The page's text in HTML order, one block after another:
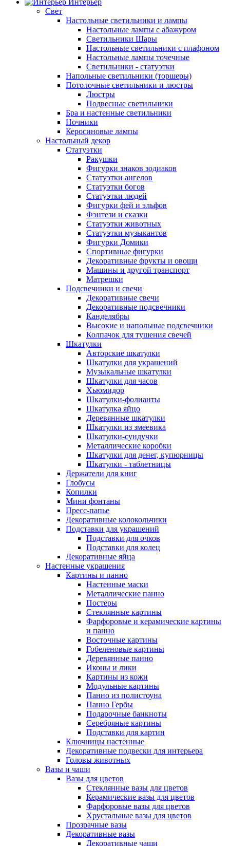
Интерьер
Свет
Настольные светильники и лампы
Настольные лампы с абажуром
Светильники Шары
Настольные светильники с плафоном
Настольные лампы точечные
Светильники - статуэтки
Напольные светильники (торшеры)
Потолочные светильники и люстры
Люстры
Подвесные светильники
Бра и настенные светильники
Ночники
Керосиновые лампы
Настольный декор
Статуэтки
Ракушки
Фигурки знаков зодиаков
Статуэтки ангелов
Статуэтки богов
Статуэтки людей
Фигурки фей и эльфов
Фэнтези и сказки
Статуэтки животных
Статуэтки музыкантов
Фигурки Домики
Спортивные фигурки
Декоративные фрукты и овощи
Машины и другой транспорт
Матрешки
Подсвечники и свечи
Декоративные свечи
Декоративные подсвечники
Канделябры
Высокие и напольные подсвечники
Колпачок для тушения свечей
Шкатулки
Авторские шкатулки
Шкатулки для украшений
Музыкальные шкатулки
Шкатулки для часов
Хьюмидор
Шкатулки-фолианты
Шкатулка яйцо
Деревянные шкатулки
Шкатулки из змеевика
Шкатулки-сундучки
Металлические коробки
Шкатулки для денег, купюрницы
Шкатулки - таблетницы
Держатели для книг
Глобусы
Копилки
Мини фонтаны
Пресс-папье
Декоративные колокольчики
Подставки для украшений
Подставки для очков
Подставки для колец
Декоративные яйца
Настенные украшения
Картины и панно
Настенные маски
Металлические панно
Постеры
Стеклянные картины
Фарфоровые и керамические картины
и панно
Восточные картины
Гобеленовые картины
Деревянные панно
Иконы и лики
Картины из кожи
Модульные картины
Панно из полистоуна
Панно Гербы
Подарочные банкноты
Серебряные картины
Подставки для картин
Ключницы настенные
Декоративные подвески для интерьера
Головы животных
Вазы и чаши
Вазы для цветов
Стеклянные вазы для цветов
Керамические вазы для цветов
Фарфоровые вазы для цветов
Хрустальные вазы для цветов
Прозрачные вазы
Декоративные вазы
Декоративные чаши